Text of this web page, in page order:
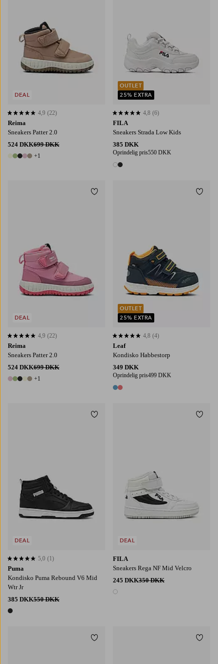
Reima
Sneakers Patter 2.0
524 DKK699 DKK
6 farver
+1
4,9 baseret på 22 bedømmelser
4,9 (22)
DEAL
FILA
Sneakers Strada Low Kids
385 DKK
Oprindelig pris550 DKK
2 farver
4,8 baseret på 6 bedømmelser
4,8 (6)
OUTLET
25% EXTRA
Reima
Sneakers Patter 2.0
524 DKK699 DKK
6 farver
+1
4,9 baseret på 22 bedømmelser
4,9 (22)
DEAL
Tilføj til favoritter
Leaf
Kondisko Habbestorp
349 DKK
Oprindelig pris499 DKK
2 farver
4,8 baseret på 4 bedømmelser
4,8 (4)
OUTLET
25% EXTRA
Puma
Kondisko Puma Rebound V6 Mid
Wtr Jr
385 DKK550 DKK
1 farve
5,0 baseret på 1 bedømmelser
5,0 (1)
DEAL
Tilføj til favoritter
FILA
Sneakers Rega NF Mid Velcro
245 DKK350 DKK
1 farve
DEAL
Tilføj til favoritter